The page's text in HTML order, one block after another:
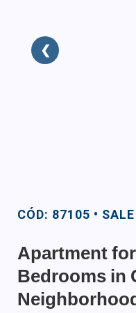
❮
CÓD: 87105 • SALE
Apartment
Bedrooms in